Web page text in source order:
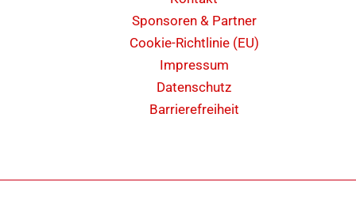
Sponsoren & Partner
Cookie-Richtlinie (EU)
Impressum
Datenschutz
Barrierefreiheit